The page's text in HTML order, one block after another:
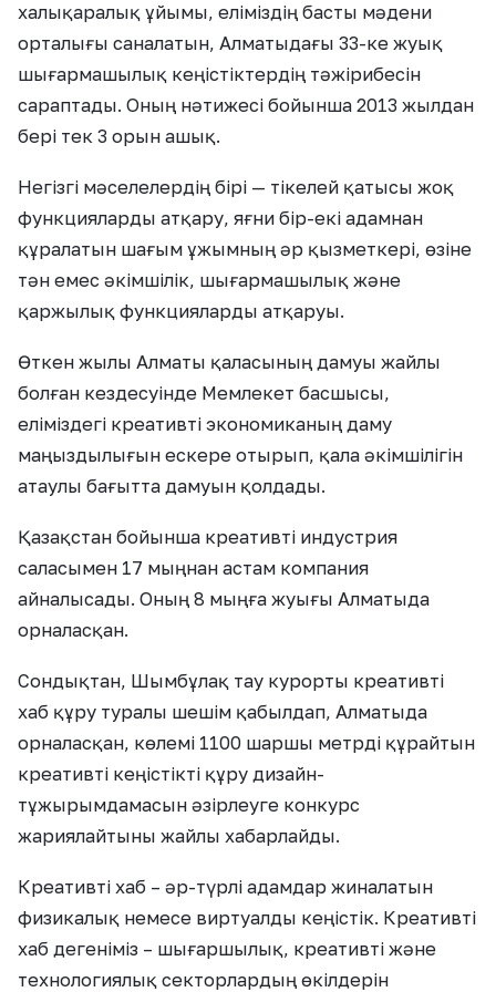
халықаралық ұйымы, еліміздің басты мәдени
орталығы саналатын, Алматыдағы 33-ке жуық
шығармашылық кеңістіктердің тәжірибесін
сараптады. Оның нәтижесі бойынша 2013 жылдан
бері тек 3 орын ашық.
Негізгі мәселелердің бірі — тікелей қатысы жоқ
функцияларды атқару, яғни бір-екі адамнан
құралатын шағым ұжымның әр қызметкері, өзіне
тән емес әкімшілік, шығармашылық және
қаржылық функцияларды атқаруы.
Өткен жылы Алматы қаласының дамуы жайлы
болған кездесуінде Мемлекет басшысы,
еліміздегі креативті экономиканың даму
маңыздылығын ескере отырып, қала әкімшілігін
атаулы бағытта дамуын қолдады.
Қазақстан бойынша креативті индустрия
саласымен 17 мыңнан астам компания
айналысады. Оның 8 мыңға жуығы Алматыда
орналасқан.
Сондықтан, Шымбұлақ тау курорты креативті
хаб құру туралы шешім қабылдап, Алматыда
орналасқан, көлемі 1100 шаршы метрді құрайтын
креативті кеңістікті құру дизайн-
тұжырымдамасын әзірлеуге конкурс
жариялайтыны жайлы хабарлайды.
Креативті хаб – әр-түрлі адамдар жиналатын
физикалық немесе виртуалды кеңістік. Креативті
хаб дегеніміз – шығаршылық, креативті және
технологиялық секторлардың өкілдерін